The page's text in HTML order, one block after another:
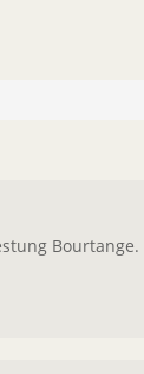
Bourtange.